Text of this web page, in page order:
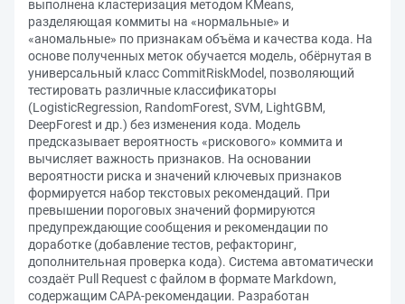
выполнена кластеризация методом KMeans,
разделяющая коммиты на «нормальные» и
«аномальные» по признакам объёма и качества кода. На
основе полученных меток обучается модель, обёрнутая в
универсальный класс CommitRiskModel, позволяющий
тестировать различные классификаторы
(LogisticRegression, RandomForest, SVM, LightGBM,
DeepForest и др.) без изменения кода. Модель
предсказывает вероятность «рискового» коммита и
вычисляет важность признаков. На основании
вероятности риска и значений ключевых признаков
формируется набор текстовых рекомендаций. При
превышении пороговых значений формируются
предупреждающие сообщения и рекомендации по
доработке (добавление тестов, рефакторинг,
дополнительная проверка кода). Система автоматически
создаёт Pull Request с файлом в формате Markdown,
содержащим CAPA-рекомендации. Разработан